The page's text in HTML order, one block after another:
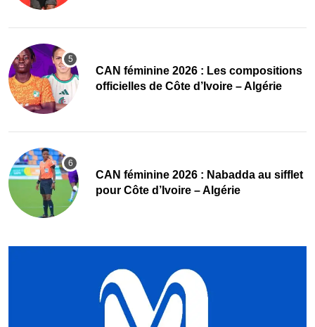
‎CAN féminine 2026 : Les compositions
officielles de Côte d’Ivoire – Algérie
‎CAN féminine 2026 : Nabadda au sifflet
pour Côte d’Ivoire – Algérie